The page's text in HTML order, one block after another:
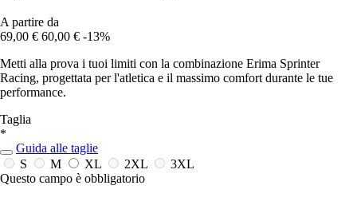
A partire da
69,00 € 60,00 € -13%
Metti alla prova i tuoi limiti con la combinazione Erima Sprinter
Racing, progettata per l'atletica e il massimo comfort durante le tue
performance.
Taglia
*
Guida alle taglie
S
M XL 2XL
3XL
Questo campo è obbligatorio